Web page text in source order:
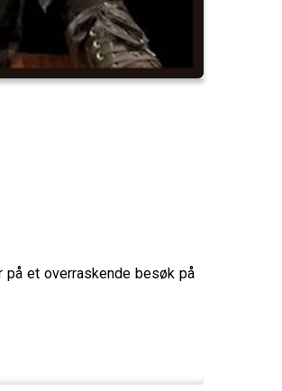
på et overraskende besøk på